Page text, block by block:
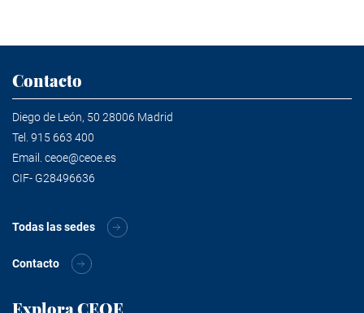
Contacto
Diego de León, 50 28006 Madrid
Tel. 915 663 400
Email. ceoe@ceoe.es
CIF- G28496636
Todas las sedes
Contacto